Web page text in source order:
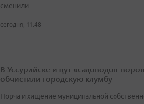
сменили
сегодня, 11:48
В Уссурийске ищут «садоводов-
обчистили городскую клумбу
Порча и хищение муниципальной